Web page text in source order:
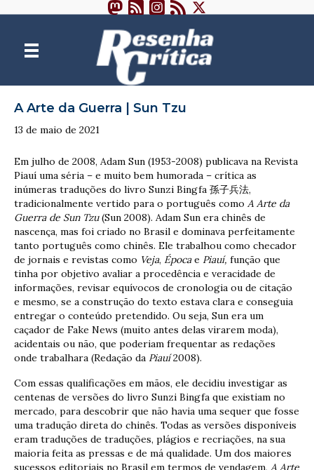
A Arte da Guerra | Sun Tzu
13 de maio de 2021
Em julho de 2008, Adam Sun (1953-2008) publicava na Revista
Piauí uma séria – e muito bem humorada – crítica as
inúmeras traduções do livro Sunzi Bingfa 孫子兵法,
tradicionalmente vertido para o português como A Arte da
Guerra de Sun Tzu(Sun 2008). Adam Sun era chinês de
nascença, mas foi criado no Brasil e dominava perfeitamente
tanto português como chinês. Ele trabalhou como checador
de jornais e revistas como Veja, Épocae Piauí, função que
tinha por objetivo avaliar a procedência e veracidade de
informações, revisar equívocos de cronologia ou de citação
e mesmo, se a construção do texto estava clara e conseguia
entregar o conteúdo pretendido. Ou seja, Sun era um
caçador de Fake News (muito antes delas virarem moda),
acidentais ou não, que poderiam frequentar as redações
onde trabalhara (Redação da Piauí2008).
Com essas qualificações em mãos, ele decidiu investigar as
centenas de versões do livro Sunzi Bingfa que existiam no
mercado, para descobrir que não havia uma sequer que fosse
uma tradução direta do chinês. Todas as versões disponíveis
eram traduções de traduções, plágios e recriações, na sua
maioria feita as pressas e de má qualidade. Um dos maiores
sucessos editoriais no Brasil em termos de vendagem, A Arte